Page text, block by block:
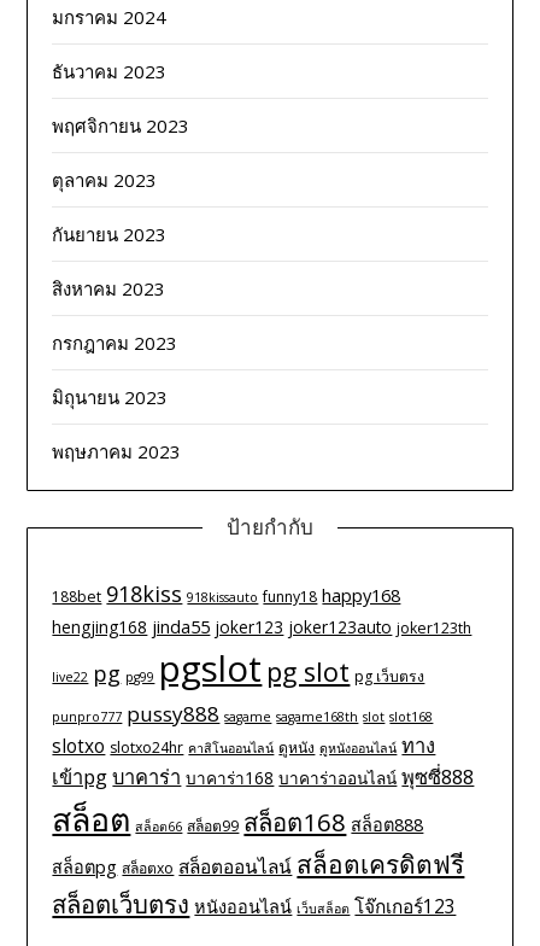
มกราคม 2024
ธันวาคม 2023
พฤศจิกายน 2023
ตุลาคม 2023
กันยายน 2023
สิงหาคม 2023
กรกฎาคม 2023
มิถุนายน 2023
พฤษภาคม 2023
ป้ายกำกับ
188bet 918kiss 918kissauto funny18 happy168
hengjing168 jinda55 joker123 joker123auto joker123th
live22 pg pg99 pgslot pg slot pg เว็บตรง
punpro777 pussy888 sagame sagame168th slot slot168
slotxo slotxo24hr คาสิโนออนไลน์ ดูหนัง ดูหนังออนไลน์ ทาง
เข้าpgบาคาร่า บาคาร่า168 บาคาร่าออนไลน์ พุซซี่888
สล็อต สล็อต66 สล็อต99 สล็อต168 สล็อต888
สล็อตpg สล็อตxo สล็อตออนไลน์ สล็อตเครดิตฟรี
สล็อตเว็บตรง หนังออนไลน์ เว็บสล็อต โจ๊กเกอร์123